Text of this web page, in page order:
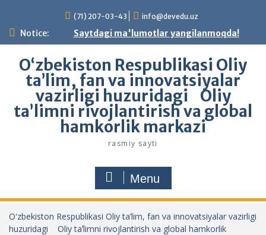
content
(71) 207-03-43 info@devedu.uz
Notice: Saytdagi ma'lumotlar yangilanmoqda!
Oʻzbekiston Respublikasi Oliy
ta’lim, fan va innovatsiyalar
vazirligi huzuridagi Oliy
taʼlimni rivojlantirish va global
hamkorlik markazi
rasmiy sayti
Menu
Oʻzbekiston Respublikasi Oliy ta’lim, fan va innovatsiyalar vazirligi
huzuridagi Oliy taʼlimni rivojlantirish va global hamkorlik